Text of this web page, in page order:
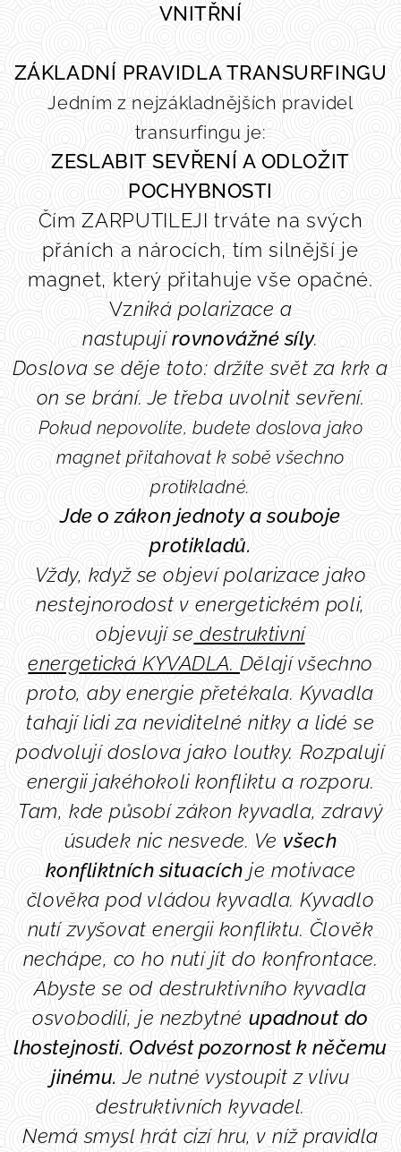
VNITŘNÍ
ZÁKLADNÍ PRAVIDLA TRANSURFINGU
Jedním z nejzákladnějších pravidel
transurfingu je:
ZESLABIT SEVŘENÍ A ODLOŽIT
POCHYBNOSTI
Čím ZARPUTILEJI trváte na svých
přáních a nárocích, tím silnější je
magnet, který přitahuje vše opačné.
Vzniká polarizace a
nastupujírovnovážné síly.
Doslova se děje toto: držíte svět za krk a
on se brání. Je třeba uvolnit sevření.
Pokud nepovolíte, budete doslova jako
magnet přitahovat k sobě všechno
protikladné.
Jde o zákon jednoty a souboje
protikladů.
Vždy, když se objeví polarizace jako
nestejnorodost v energetickém poli,
objevují se destruktivní
energetická KYVADLA. Dělají všechno
proto, aby energie přetékala. Kyvadla
tahají lidi za neviditelné nitky a lidé se
podvolují doslova jako loutky. Rozpalují
energii jakéhokoli konfliktu a rozporu.
Tam, kde působí zákon kyvadla, zdravý
úsudek nic nesvede. Ve všech
konfliktních situacích je motivace
člověka pod vládou kyvadla. Kyvadlo
nutí zvyšovat energii konfliktu. Člověk
nechápe, co ho nutí jít do konfrontace.
Abyste se od destruktivního kyvadla
osvobodili, je nezbytné upadnout do
lhostejnosti. Odvést pozornost k něčemu
jinému.Je nutné vystoupit z vlivu
destruktivních kyvadel.
Nemá smysl hrát cizí hru, v níž pravidla